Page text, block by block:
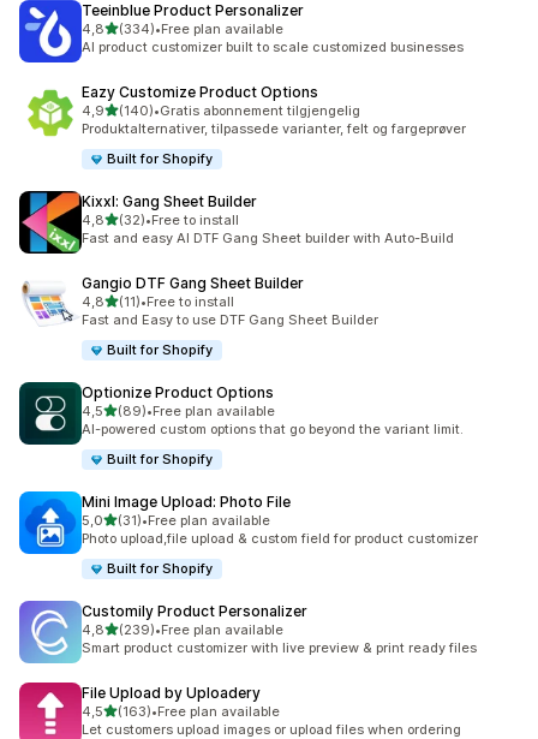
Teeinblue Product Personalizer
4,8av 5 stjerner
(334)
Totalt 334 omtaler
•Free plan available
AI product customizer built to scale customized businesses
Eazy Customize Product Options
4,9av 5 stjerner
(140)
Totalt 140 omtaler
•Gratis abonnement tilgjengelig
Produktalternativer, tilpassede varianter, felt og fargeprøver
Built for Shopify
Kixxl: Gang Sheet Builder
4,8av 5 stjerner
(32)
Totalt 32 omtaler
•Free to install
Fast and easy AI DTF Gang Sheet builder with Auto-Build
Gangio DTF Gang Sheet Builder
4,8av 5 stjerner
(11)
Totalt 11 omtaler
•Free to install
Fast and Easy to use DTF Gang Sheet Builder
Built for Shopify
Optionize Product Options
4,5av 5 stjerner
(89)
Totalt 89 omtaler
•Free plan available
AI-powered custom options that go beyond the variant limit.
Built for Shopify
Mini Image Upload: Photo File
5,0av 5 stjerner
(31)
Totalt 31 omtaler
•Free plan available
Photo upload,file upload & custom field for product customizer
Built for Shopify
Customily Product Personalizer
4,8av 5 stjerner
(239)
Totalt 239 omtaler
•Free plan available
Smart product customizer with live preview & print ready files
File Upload by Uploadery
4,5av 5 stjerner
(163)
Totalt 163 omtaler
•Free plan available
Let customers upload images or upload files when ordering